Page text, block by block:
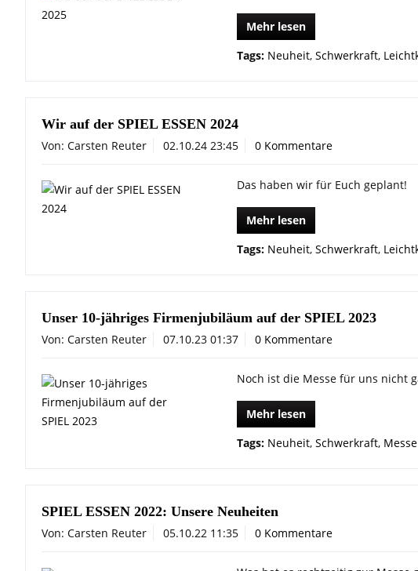
Mehr lesen
Tags: Neuheit, Schwerkraft,
Wir auf der SPIEL ESSEN 2024
Von: Carsten Reuter 02.10.24 23:45 0 Kommentare
Das haben wir für Euch geplant!
Mehr lesen
Tags: Neuheit, Schwerkraft,
Unser 10-jähriges Firmenjubiläum auf der SPIEL 2023
Von: Carsten Reuter 07.10.23 01:37 0 Kommentare
Noch ist die Messe für uns nicht
Mehr lesen
Tags: Neuheit, Schwerkraft, Messe
SPIEL ESSEN 2022: Unsere Neuheiten
Von: Carsten Reuter 05.10.22 11:35 0 Kommentare